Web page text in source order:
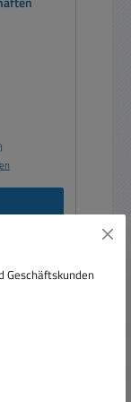
Geschäftskunden